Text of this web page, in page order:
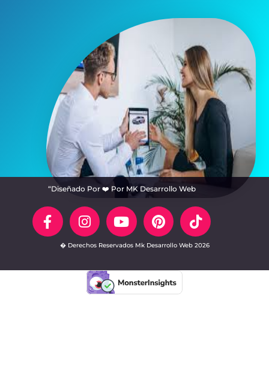
“Diseñado Por ❤️ Por MK Desarrollo Web
� Derechos Reservados Mk Desarrollo Web 2026